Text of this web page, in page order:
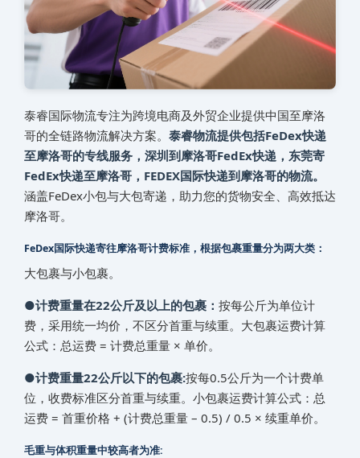
泰睿国际物流专注为跨境电商及外贸企业提供中国至‌‌‌摩洛
哥‌‌‌‌‌‌‌‌‌‌‌‌‌‌的全链路物流解决方案。 泰睿物流提供包括FeDex快递
至‌‌‌摩洛哥‌‌‌‌‌‌‌‌‌‌‌‌‌‌的专线服务，深圳到‌‌‌摩洛哥‌‌‌‌‌‌‌‌‌‌‌‌‌‌FedEx快递，东莞寄
FedEx快递至‌‌‌摩洛哥‌‌‌‌‌‌‌‌‌‌‌‌‌‌，FEDEX国际快递到‌‌‌摩洛哥‌‌‌‌‌‌‌‌‌‌‌‌‌‌的物流。
涵盖FeDex小包与大包寄递，助力您的货物安全、高效抵达‌‌‌
摩洛哥‌‌‌‌‌‌‌‌‌‌‌‌‌‌。
FeDex国际快递寄往‌‌‌摩洛哥‌‌‌‌‌‌‌‌‌‌‌‌‌‌计费标准，根据包裹重量分为两大类：
大包裹与小包裹。
●计费重量在22公斤及以上的包裹： 按每公斤为单位计
费，采用统一均价，不区分首重与续重。大包裹运费计算
公式：总运费 = 计费总重量 × 单价。
●计费重量22公斤以下的包裹:按每0.5公斤为一个计费单
位，收费标准区分首重与续重。小包裹运费计算公式：总
运费 = 首重价格 + (计费总重量 – 0.5) / 0.5 × 续重单价。
毛重与体积重量中较高者为准: